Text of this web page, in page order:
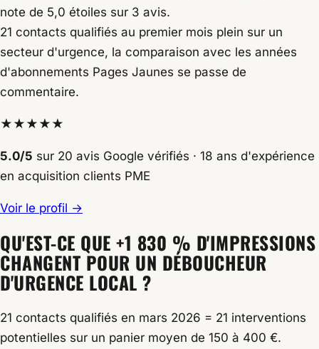
note de 5,0 étoiles sur 3 avis.
21 contacts qualifiés au premier mois plein sur un
secteur d'urgence, la comparaison avec les années
d'abonnements Pages Jaunes se passe de
commentaire.
★★★★★
5.0/5 sur 20 avis Google vérifiés · 18 ans d'expérience
en acquisition clients PME
Voir le profil →
QU'EST-CE QUE +1 830 % D'IMPRESSIONS
CHANGENT POUR UN DÉBOUCHEUR
D'URGENCE LOCAL ?
21 contacts qualifiés en mars 2026 = 21 interventions
potentielles sur un panier moyen de 150 à 400 €.